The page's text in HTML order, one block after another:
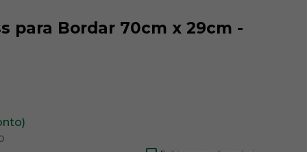
para Bordar 70cm x 29cm -